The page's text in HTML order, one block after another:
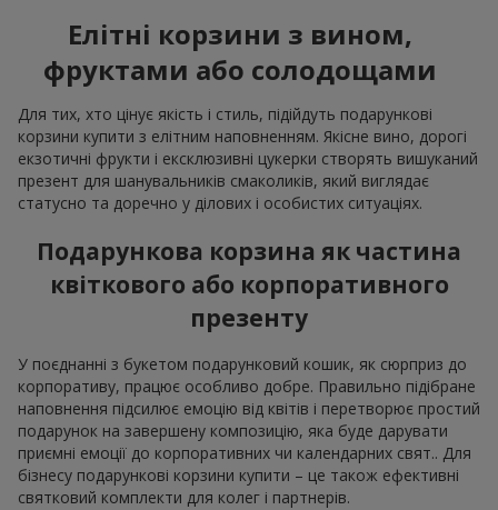
Елітні корзини з вином,
фруктами або солодощами
Для тих, хто цінує якість і стиль, підійдуть подарункові
корзини купити з елітним наповненням. Якісне вино, дорогі
екзотичні фрукти і ексклюзивні цукерки створять вишуканий
презент для шанувальників смаколиків, який виглядає
статусно та доречно у ділових і особистих ситуаціях.
Подарункова корзина як частина
квіткового або корпоративного
презенту
У поєднанні з букетом подарунковий кошик, як сюрприз до
корпоративу, працює особливо добре. Правильно підібране
наповнення підсилює емоцію від квітів і перетворює простий
подарунок на завершену композицію, яка буде дарувати
приємні емоції до корпоративних чи календарних свят.. Для
бізнесу подарункові корзини купити – це також ефективні
святковий комплекти для колег і партнерів.